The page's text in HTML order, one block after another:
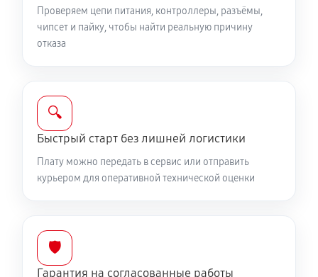
Проверяем цепи питания, контроллеры, разъёмы,
чипсет и пайку, чтобы найти реальную причину
отказа
🔍
Быстрый старт без лишней логистики
Плату можно передать в сервис или отправить
курьером для оперативной технической оценки
🛡️
Гарантия на согласованные работы